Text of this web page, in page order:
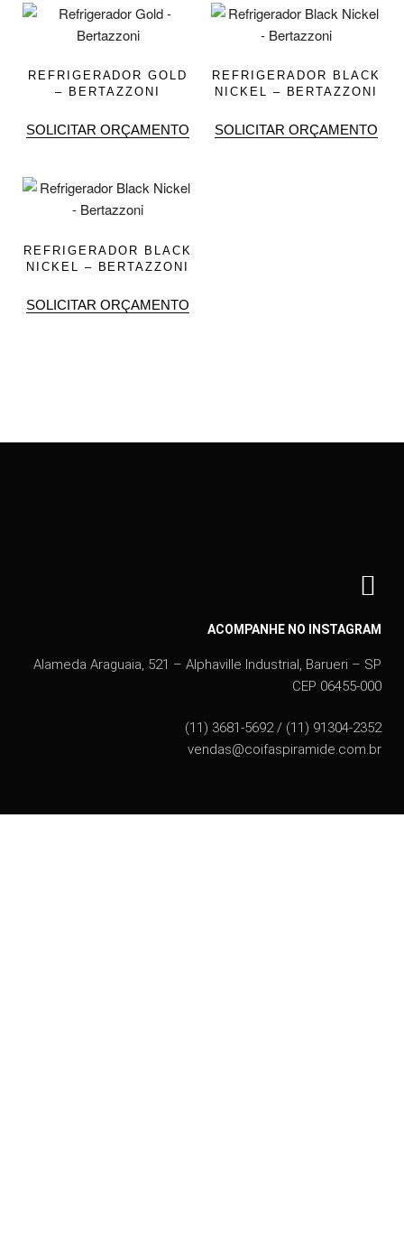
REFRIGERADOR GOLD
– BERTAZZONI
SOLICITAR ORÇAMENTO
REFRIGERADOR BLACK
NICKEL – BERTAZZONI
SOLICITAR ORÇAMENTO
REFRIGERADOR BLACK
NICKEL – BERTAZZONI
SOLICITAR ORÇAMENTO
ACOMPANHE NO INSTAGRAM
Alameda Araguaia, 521 – Alphaville Industrial, Barueri – SP
CEP 06455-000
(11) 3681-5692 / (11) 91304-2352
vendas@coifaspiramide.com.br